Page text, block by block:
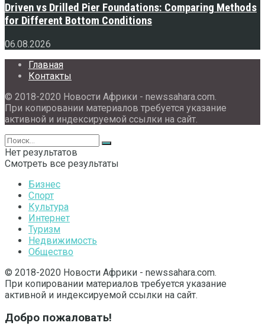
Driven vs Drilled Pier Foundations: Comparing Methods
for Different Bottom Conditions
06.08.2026
Главная
Контакты
© 2018-2020 Новости Африки - newssahara.com.
При копировании материалов требуется указание
активной и индексируемой ссылки на сайт.
Нет результатов
Смотреть все результаты
Бизнес
Спорт
Культура
Интернет
Туризм
Недвижимость
Общество
© 2018-2020 Новости Африки - newssahara.com.
При копировании материалов требуется указание
активной и индексируемой ссылки на сайт.
Добро пожаловать!